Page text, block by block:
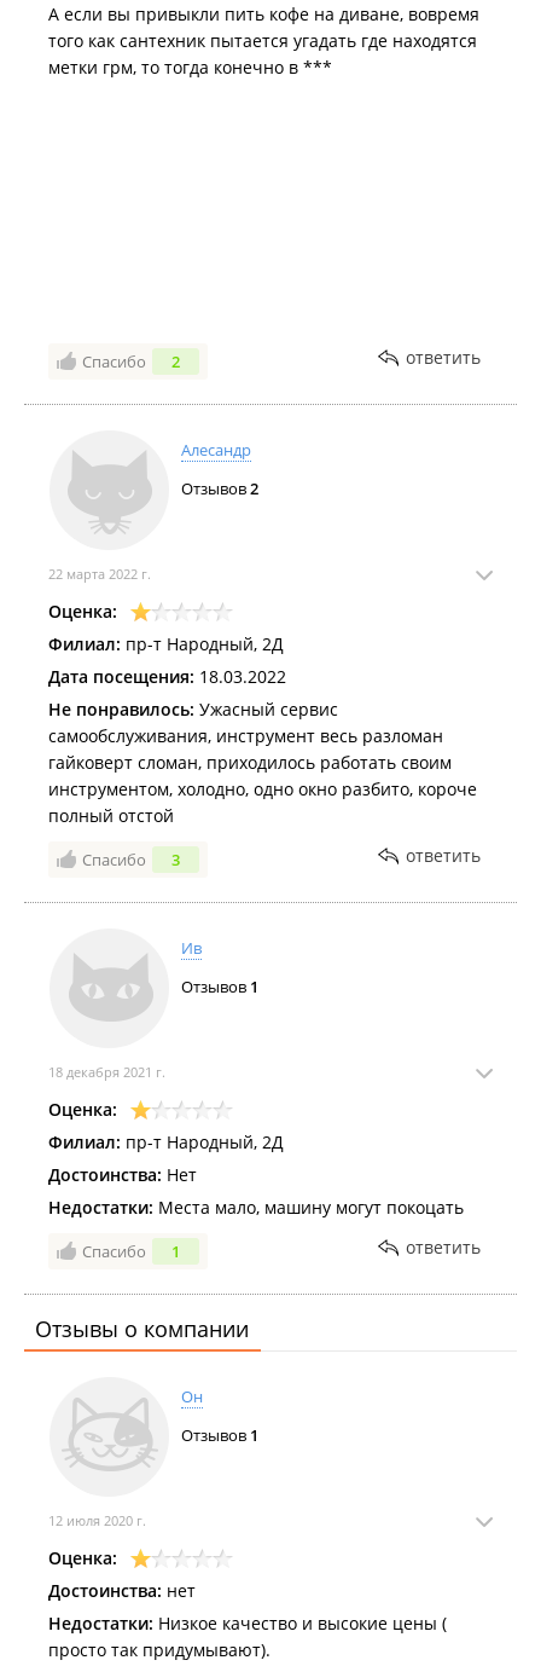
А если вы привыкли пить кофе на диване, вовремя
того как сантехник пытается угадать где находятся
метки грм, то тогда конечно в ***
Спасибо 2 ответить
Алесандр
Отзывов2
22 марта 2022 г.
Оценка:
Филиал: пр-т Народный, 2Д
Дата посещения: 18.03.2022
Не понравилось: Ужасный сервис
самообслуживания, инструмент весь разломан
гайковерт сломан, приходилось работать своим
инструментом, холодно, одно окно разбито, короче
полный отстой
Спасибо 3 ответить
Ив
Отзывов 1
18 декабря 2021 г.
Оценка:
Филиал: пр-т Народный, 2Д
Достоинства: Нет
Недостатки: Места мало, машину могут покоцать
Спасибо 1 ответить
Отзывы о компании
Он
Отзывов 1
12 июля 2020 г.
Оценка:
Достоинства: нет
Недостатки: Низкое качество и высокие цены (
просто так придумывают).